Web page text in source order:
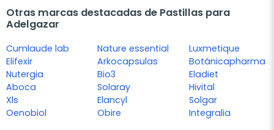
Otras marcas destacadas de Pastillas para
Adelgazar
Cumlaude lab
Elifexir
Nutergia
Aboca
Xls
Oenobiol
Nature essential
Arkocapsulas
Bio3
Solaray
Elancyl
Obire
Luxmetique
Botánicapharma
Eladiet
Hivital
Solgar
Integralia